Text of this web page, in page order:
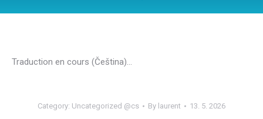
Traduction en cours (Čeština)…
Category: Uncategorized @cs By laurent 13. 5. 2026